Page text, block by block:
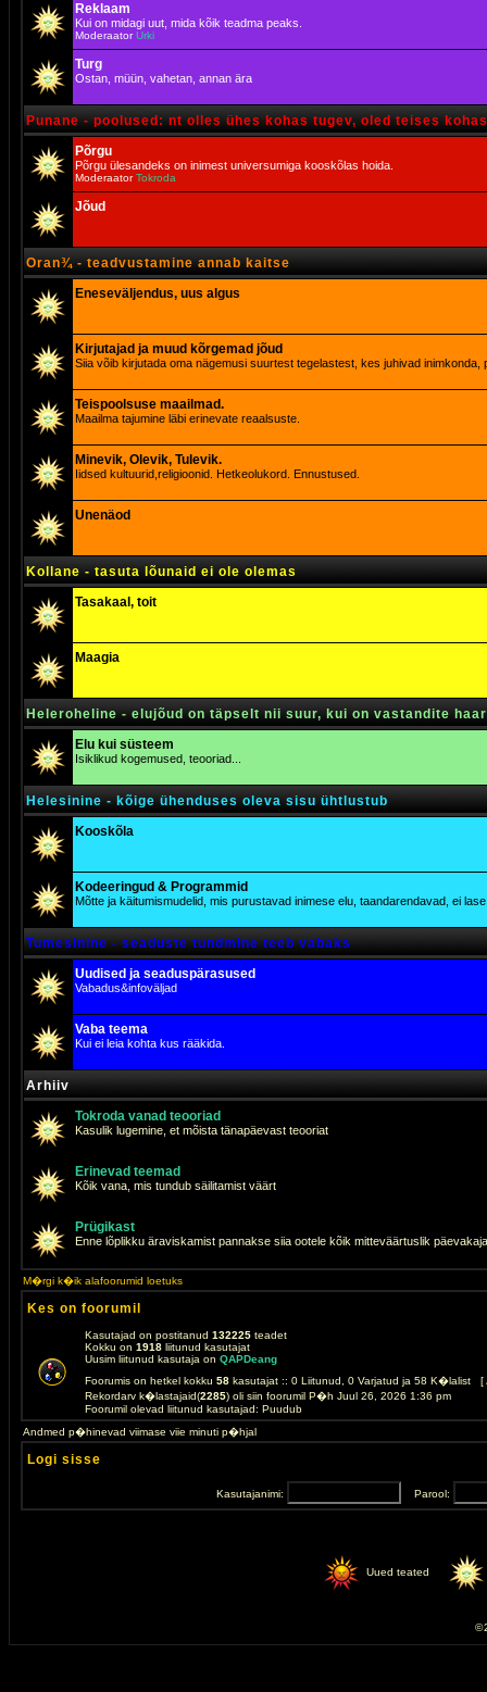
Reklaam
Kui on midagi uut, mida kõik teadma peaks.
ModeraatorUrki
Turg
Ostan, müün, vahetan, annan ära
Punane - poolused: nt olles ühes kohas tugev, oled teises
Põrgu
Põrgu ülesandeks on inimest universumiga kooskõlas hoida.
ModeraatorTokroda
Jõud
Oran¾ - teadvustamine annab kaitse
Eneseväljendus, uus algus
Kirjutajad ja muud kõrgemad jõud
Siia võib kirjutada oma nägemusi suurtest tegelastest, kes juhivad inimkonda,
Teispoolsuse maailmad.
Maailma tajumine läbi erinevate reaalsuste.
Minevik, Olevik, Tulevik.
Iidsed kultuurid,religioonid. Hetkeolukord. Ennustused.
Unenäod
Kollane - tasuta lõunaid ei ole olemas
Tasakaal, toit
Maagia
Heleroheline - elujõud on täpselt nii suur, kui on vastandite
Elu kui süsteem
Isiklikud kogemused, teooriad...
Helesinine - kõige ühenduses oleva sisu ühtlustub
Kooskõla
Kodeeringud & Programmid
Mõtte ja käitumismudelid, mis purustavad inimese elu, taandarendavad, ei
Tumesinine - seaduste tundmine teeb vabaks
Uudised ja seaduspärasused
Vabadus&infoväljad
Vaba teema
Kui ei leia kohta kus rääkida.
Arhiiv
Tokroda vanad teooriad
Kasulik lugemine, et mõista tänapäevast teooriat
Erinevad teemad
Kõik vana, mis tundub säilitamist väärt
Prügikast
Enne lõplikku äraviskamist pannakse siia ootele kõik mitteväärtuslik
M�rgi k�ik alafoorumid loetuks
Kes on foorumil
Kasutajad on postitanud 132225 teadet
Kokku on 1918 liitunud kasutajat
Uusim liitunud kasutaja on QAPDeang
Foorumis on hetkel kokku 58 kasutajat :: 0 Liitunud, 0 Varjatud ja 58 K�lalist [
Rekordarv k�lastajaid(2285) oli siin foorumil P�h Juul 26, 2026 1:36 pm
Foorumil olevad liitunud kasutajad: Puudub
Andmed p�hinevad viimase viie minuti p�hjal
Logi sisse
Kasutajanimi: Parool:
Uued teated
©